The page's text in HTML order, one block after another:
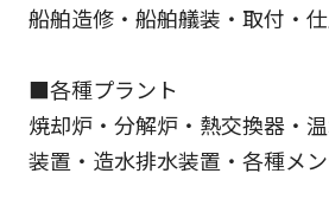
船舶造修・船舶艤装・取付・
■各種プラント
焼却炉・分解炉・熱交換器・
装置・造水排水装置・各種メ